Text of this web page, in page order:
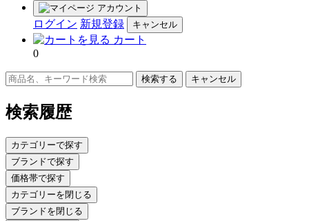
アカウント
ログイン 新規登録 キャンセル
カート
0
キャンセル
検索履歴
カテゴリーで探す
ブランドで探す
価格帯で探す
カテゴリーを閉じる
ブランドを閉じる